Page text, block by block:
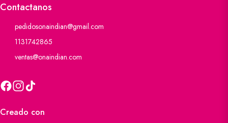
Contactanos
pedidosonaindian@gmail.com
1131742865
ventas@onaindian.com
Creado con